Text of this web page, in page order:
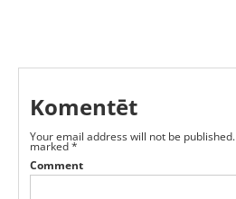
Komentēt
Your email address will not be published.
marked*
Comment